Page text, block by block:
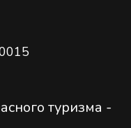
туризма -